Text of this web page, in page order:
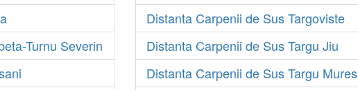
Turnu Severin
Distanta Carpenii de Sus Targoviste
Distanta Carpenii de Sus Targu Jiu
Distanta Carpenii de Sus Targu Mures